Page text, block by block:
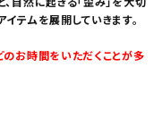
テムを展開していきます。
お時間をいただくことが多